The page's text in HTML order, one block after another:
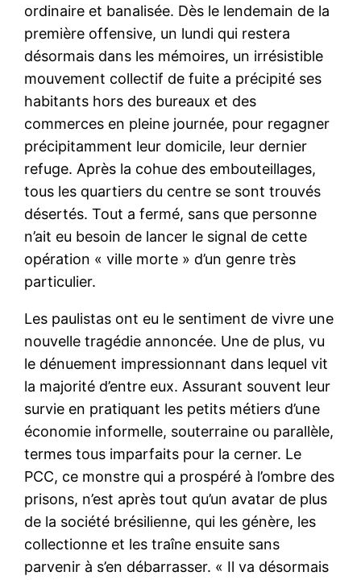
ordinaire et banalisée. Dès le lendemain de la
première offensive, un lundi qui restera
désormais dans les mémoires, un irrésistible
mouvement collectif de fuite a précipité ses
habitants hors des bureaux et des
commerces en pleine journée, pour regagner
précipitamment leur domicile, leur dernier
refuge. Après la cohue des embouteillages,
tous les quartiers du centre se sont trouvés
désertés. Tout a fermé, sans que personne
n’ait eu besoin de lancer le signal de cette
opération « ville morte » d’un genre très
particulier.
Les paulistas ont eu le sentiment de vivre une
nouvelle tragédie annoncée. Une de plus, vu
le dénuement impressionnant dans lequel vit
la majorité d’entre eux. Assurant souvent leur
survie en pratiquant les petits métiers d’une
économie informelle, souterraine ou parallèle,
termes tous imparfaits pour la cerner. Le
PCC, ce monstre qui a prospéré à l’ombre des
prisons, n’est après tout qu’un avatar de plus
de la société brésilienne, qui les génère, les
collectionne et les traîne ensuite sans
parvenir à s’en débarrasser. « Il va désormais